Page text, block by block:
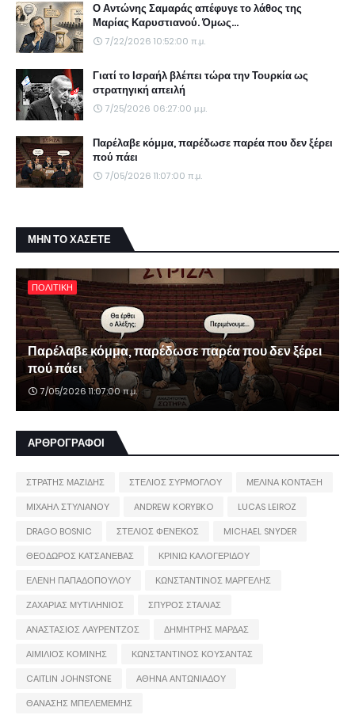
Ο Αντώνης Σαμαράς απέφυγε το λάθος της
Μαρίας Καρυστιανού. Όμως...
7/22/2026 10:52:00 π.μ.
Γιατί το Ισραήλ βλέπει τώρα την Τουρκία ως
στρατηγική απειλή
7/25/2026 06:27:00 μ.μ.
Παρέλαβε κόμμα, παρέδωσε παρέα που δεν ξέρει
πού πάει
7/05/2026 11:07:00 π.μ.
ΜΗΝ ΤΟ ΧΑΣΕΤΕ
ΠΟΛΙΤΙΚΗ
Παρέλαβε κόμμα, παρέδωσε παρέα που δεν ξέρει
πού πάει
7/05/2026 11:07:00 π.μ.
ΑΡΘΡΟΓΡΑΦΟΙ
ΣΤΡΑΤΗΣ ΜΑΖΙΔΗΣ ΣΤΕΛΙΟΣ ΣΥΡΜΟΓΛΟΥ
ΜΕΛΙΝΑ ΚΟΝΤΑΞΗ
ΜΙΧΑΗΛ ΣΤΥΛΙΑΝΟΥ
ANDREW KORYBKO
LUCAS LEIROZ
DRAGO BOSNIC
ΣΤΕΛΙΟΣ ΦΕΝΕΚΟΣ
MICHAEL SNYDER
ΘΕΟΔΩΡΟΣ ΚΑΤΣΑΝΕΒΑΣ
ΚΡΙΝΙΩ ΚΑΛΟΓΕΡΙΔΟΥ
ΕΛΕΝΗ ΠΑΠΑΔΟΠΟΥΛΟΥ
ΚΩΝΣΤΑΝΤΙΝΟΣ ΜΑΡΓΕΛΗΣ
ΖΑΧΑΡΙΑΣ ΜΥΤΙΛΗΝΙΟΣ
ΣΠΥΡΟΣ ΣΤΑΛΙΑΣ
ΑΝΑΣΤΑΣΙΟΣ ΛΑΥΡΕΝΤΖΟΣ
ΔΗΜΗΤΡΗΣ ΜΑΡΔΑΣ
ΑΙΜΙΛΙΟΣ ΚΟΜΙΝΗΣ
ΚΩΝΣΤΑΝΤΙΝΟΣ ΚΟΥΣΑΝΤΑΣ
CAITLIN JOHNSTONE
ΑΘΗΝΑ ΑΝΤΩΝΙΑΔΟΥ
ΘΑΝΑΣΗΣ ΜΠΕΛΕΜΕΜΗΣ